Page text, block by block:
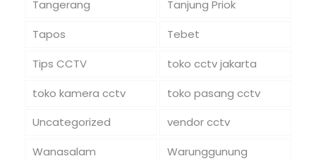
Tangerang
Tanjung Priok
Tapos
Tebet
Tips CCTV
toko cctv jakarta
toko kamera cctv
toko pasang cctv
Uncategorized
vendor cctv
Wanasalam
Warunggunung